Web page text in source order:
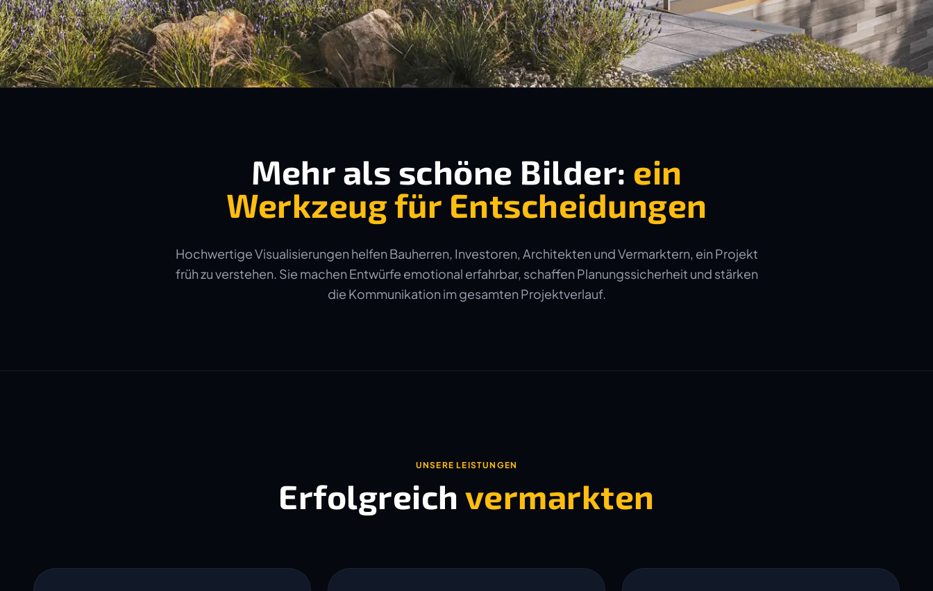
Mehr als schöne Bilder: ein
Werkzeug für Entscheidungen
Hochwertige Visualisierungen helfen Bauherren, Investoren, Architekten und Vermarktern, ein Projekt
früh zu verstehen. Sie machen Entwürfe emotional erfahrbar, schaffen Planungssicherheit und stärken
die Kommunikation im gesamten Projektverlauf.
UNSERE LEISTUNGEN
Erfolgreich vermarkten